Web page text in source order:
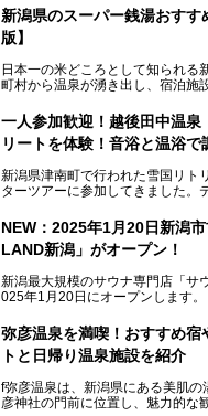
た全域にわたって月岡、赤倉、松
など、古くは文豪にも愛された歴
とで知られています。
めに訪れたい、新潟県内にあるス
めました。
新潟県のスーパー銭湯おす
版】
日本一の米どころとして知られる
町村から温泉が湧き出し、宿泊施
温泉が利用ができる宿泊施設も多
サービスを提供する施設がいろい
観光やレジャーに温泉を組み合わ
します。
一人参加歓迎！越後田中温泉
リートを体験！音浴と温浴
新潟県津南町で行われた雪国リト
ターツアーに参加してきました。
温泉ライターとして「温浴」は頻
「音浴」とは果たしてどんな体験
なお、宿泊した温泉は日帰り入浴
泉 しなの荘」です。こちらにつ
提供元：一般社団法人 雪国観光
NEW：2025年1月20日新潟
LAND新潟」がオープン！
新潟最大規模のサウナ専門店「サ
025年1月20日にオープンします。
街に再び笑顔と賑わいを取り戻し
て地域活性化を目指します。
サウナ室のテーマは「海賊船」
弥彦温泉を満喫！おすすめ宿
トと日帰り温泉施設を紹介
f弥彦温泉は、新潟県にある美肌
彦神社の門前に位置し、魅力的な